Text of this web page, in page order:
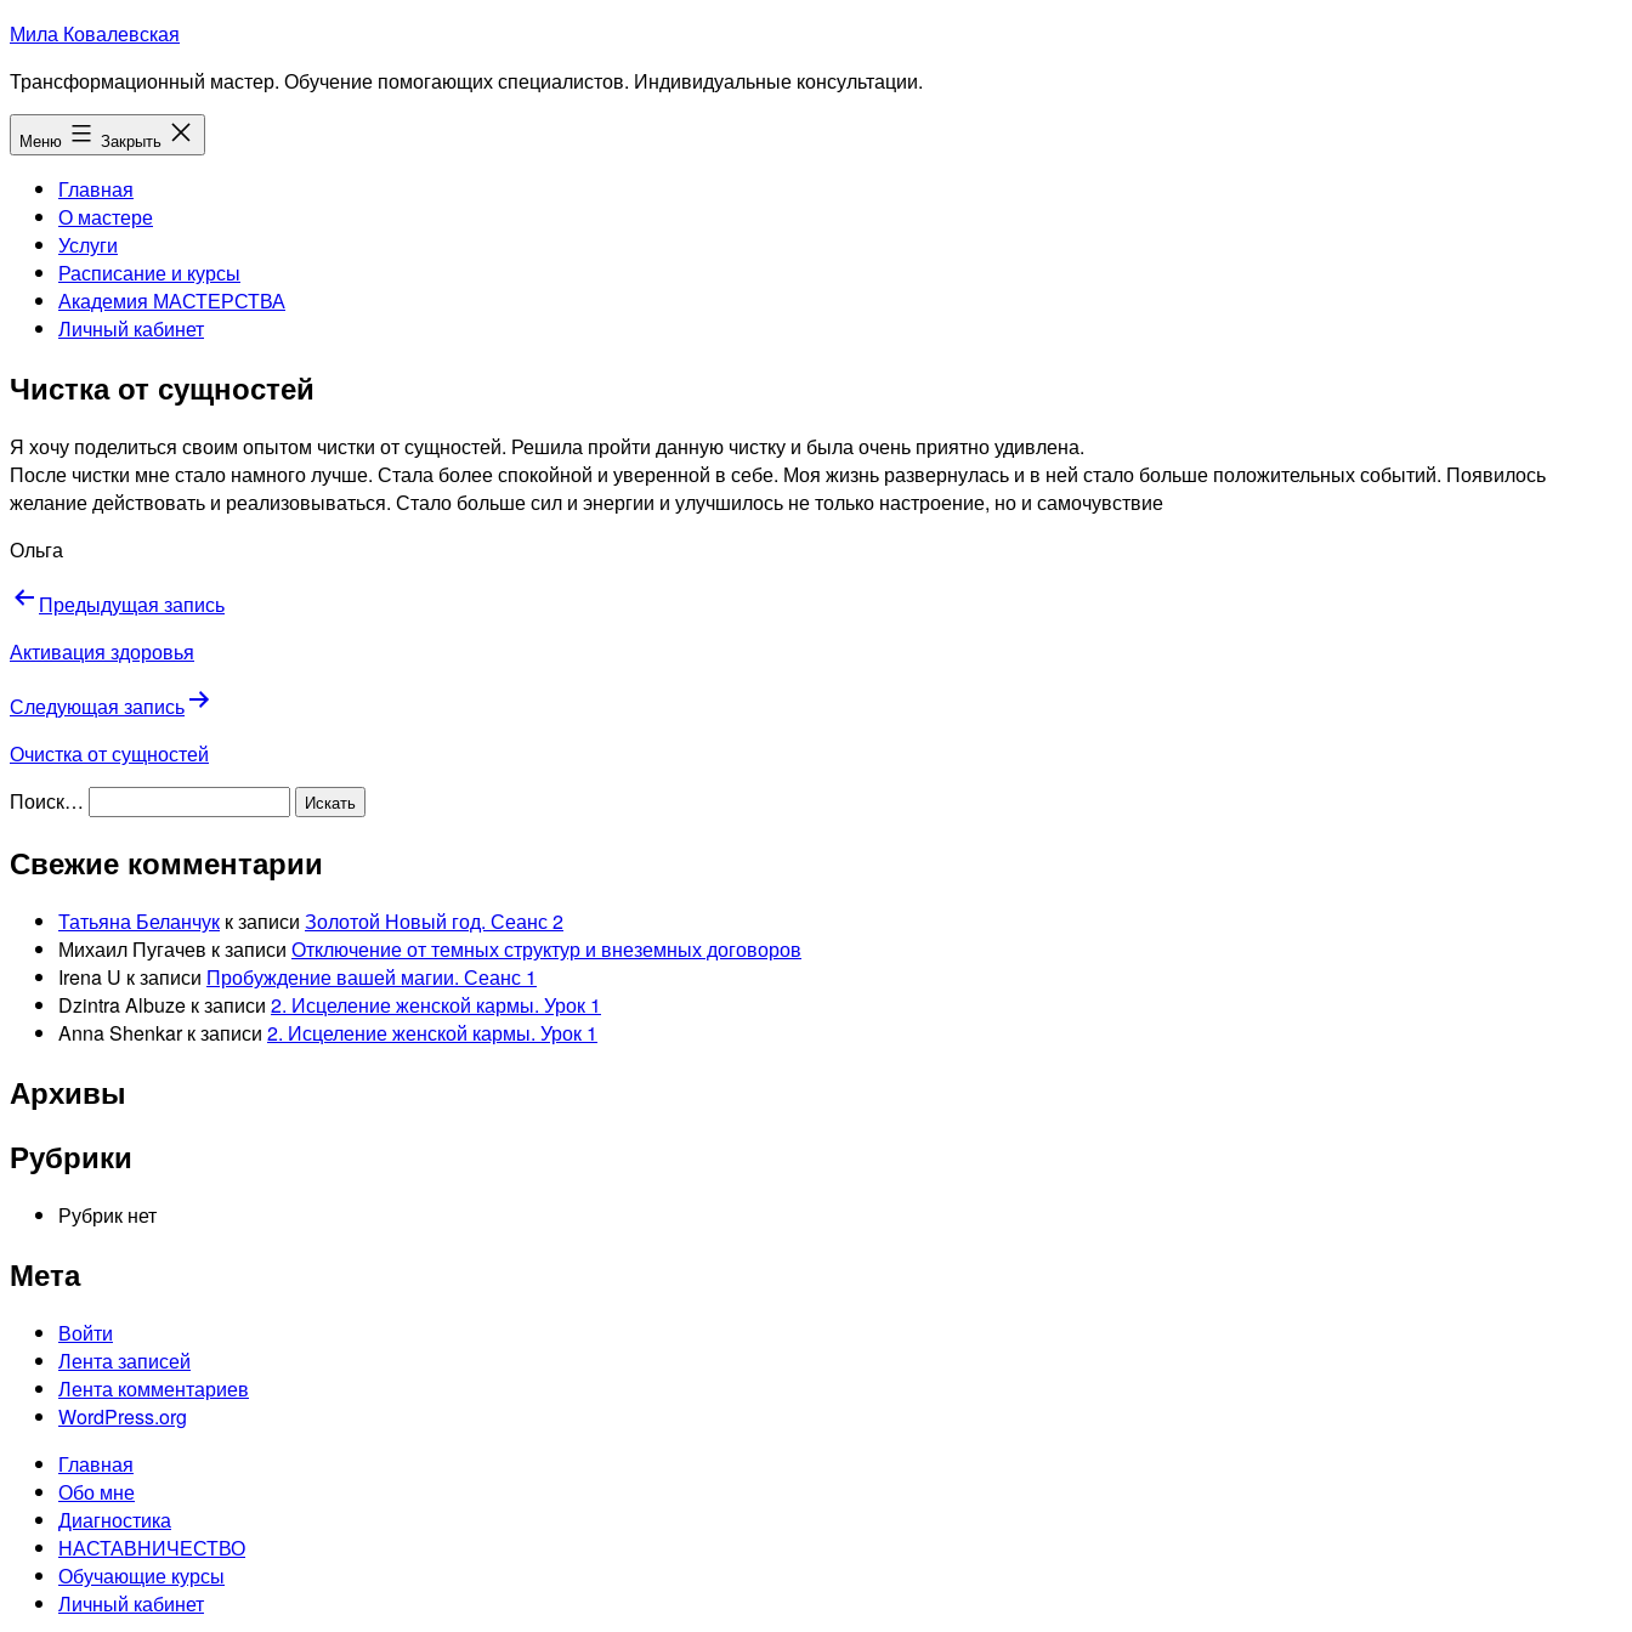
Перейти
содержимому
Мила Ковалевская
Трансформационный мастер. Обучение помогающих специалистов. Индивидуальные консультации.
Меню Закрыть
Главная
О мастере
Услуги
Расписание и курсы
Академия МАСТЕРСТВА
Личный кабинет
Чистка от сущностей
Я хочу поделиться своим опытом чистки от сущностей. Решила пройти данную чистку и была очень приятно удивлена.
После чистки мне стало намного лучше. Стала более спокойной и уверенной в себе. Моя жизнь развернулась и в ней стало больше положительных событий. Появилось
желание действовать и реализовываться. Стало больше сил и энергии и улучшилось не только настроение, но и самочувствие
Ольга
Навигация
по
Предыдущая запись
Активация здоровья
Следующая запись
Очистка от сущностей
Поиск…
Свежие комментарии
Татьяна Беланчук к записи Золотой Новый год. Сеанс 2
Михаил Пугачев к записи Отключение от темных структур и внеземных договоров
Irena U к записи Пробуждение вашей магии. Сеанс 1
Dzintra Albuze к записи 2. Исцеление женской кармы. Урок 1
Anna Shenkarк записи 2. Исцеление женской кармы. Урок 1
Архивы
Рубрики
Рубрик нет
Мета
Войти
Лента записей
Лента комментариев
WordPress.org
Главная
Обо мне
Диагностика
НАСТАВНИЧЕСТВО
Обучающие курсы
Личный кабинет